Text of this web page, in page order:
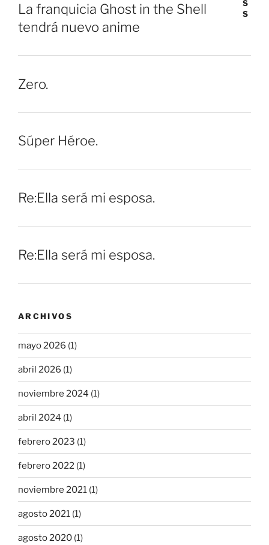
La franquicia Ghost in the Shell
tendrá nuevo anime
Zero.
Súper Héroe.
Re:Ella será mi esposa.
Re:Ella será mi esposa.
ARCHIVOS
mayo 2026 (1)
abril 2026 (1)
noviembre 2024 (1)
abril 2024 (1)
febrero 2023 (1)
febrero 2022 (1)
noviembre 2021 (1)
agosto 2021 (1)
agosto 2020 (1)